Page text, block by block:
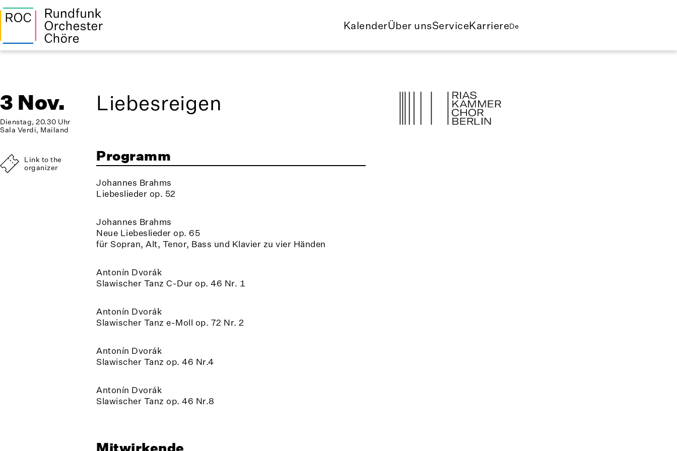
KalenderÜber unsServiceKarriereDe
3 Nov.
Dienstag, 20.30 Uhr
Sala Verdi, Mailand
Link to the
organizer
Liebesreigen
Programm
Johannes Brahms
Liebeslieder op. 52
Johannes Brahms
Neue Liebeslieder op. 65
für Sopran, Alt, Tenor, Bass und Klavier zu vier Händen
Antonín Dvorák
Slawischer Tanz C-Dur op. 46 Nr. 1
Antonín Dvorák
Slawischer Tanz e-Moll op. 72 Nr. 2
Antonín Dvorák
Slawischer Tanz op. 46 Nr.4
Antonín Dvorák
Slawischer Tanz op. 46 Nr.8
Mitwirkende